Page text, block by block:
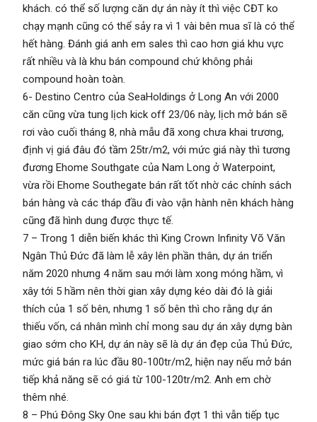
khách. có thể số lượng căn dự án này ít thì việc CĐT ko
chạy mạnh cũng có thể sảy ra vì 1 vài bên mua sĩ là có thể
hết hàng. Đánh giá anh em sales thì cao hơn giá khu vực
rất nhiều và là khu bán compound chứ không phải
compound hoàn toàn.
6- Destino Centro của SeaHoldings ở Long An với 2000
căn cũng vừa tung lịch kick off 23/06 này, lịch mở bán sẽ
rơi vào cuối tháng 8, nhà mẫu đã xong chưa khai trương,
định vị giá đâu đó tầm 25tr/m2, với mức giá này thì tương
đương Ehome Southgate của Nam Long ở Waterpoint,
vừa rồi Ehome Southegate bán rất tốt nhờ các chính sách
bán hàng và các tháp đầu đi vào vận hành nên khách hàng
cũng đã hình dung được thực tế.
7 – Trong 1 diễn biến khác thì King Crown Infinity Võ Văn
Ngân Thủ Đức đã làm lễ xây lên phần thân, dự án triển
năm 2020 nhưng 4 năm sau mới làm xong móng hầm, vì
xây tới 5 hầm nên thời gian xây dựng kéo dài đó là giải
thích của 1 số bên, nhưng 1 số bên thì cho rằng dự án
thiếu vốn, cá nhân mình chỉ mong sau dự án xây dựng bàn
giao sớm cho KH, dự án này sẽ là dự án đẹp của Thủ Đức,
mức giá bán ra lúc đầu 80-100tr/m2, hiện nay nếu mở bán
tiếp khả năng sẽ có giá từ 100-120tr/m2. Anh em chờ
thêm nhé.
8 – Phú Đông Sky One sau khi bán đợt 1 thì vẫn tiếp tục